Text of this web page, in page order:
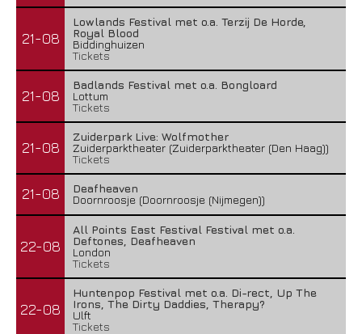
21-08
Lowlands Festival met o.a. Terzij De Horde,
Royal Blood
Biddinghuizen
Tickets
21-08
Badlands Festival met o.a. Bongloard
Lottum
Tickets
21-08
Zuiderpark Live: Wolfmother
Zuiderparktheater (Zuiderparktheater (Den Haag))
Tickets
21-08
Deafheaven
Doornroosje (Doornroosje (Nijmegen))
22-08
All Points East Festival Festival met o.a.
Deftones, Deafheaven
London
Tickets
22-08
Huntenpop Festival met o.a. Di-rect, Up The
Irons, The Dirty Daddies, Therapy?
Ulft
Tickets